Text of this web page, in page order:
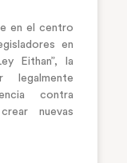
en el centro
en
Eithan”, la
legalmente
contra
nuevas